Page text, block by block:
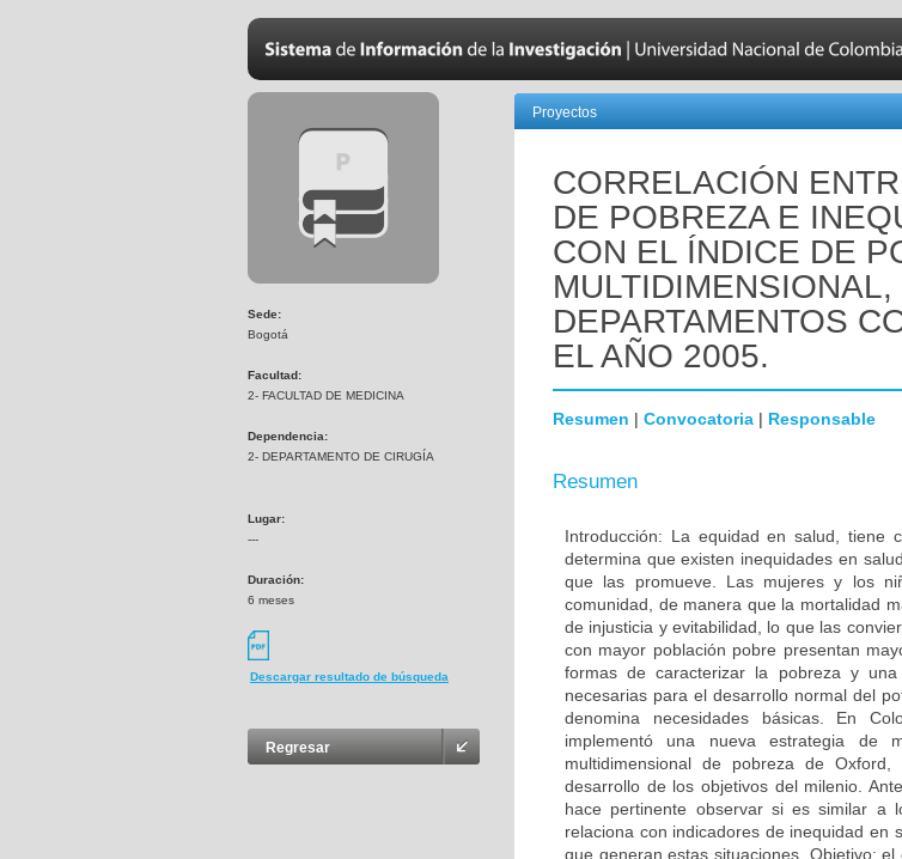
Sede:
Bogotá
Facultad:
2- FACULTAD DE MEDICINA
Dependencia:
2- DEPARTAMENTO DE CIRUGÍA
Lugar:
---
Duración:
6 meses
Descargar resultado de búsqueda
Regresar
Proyectos
CORRELACIÓN
DE POBREZA E
CON EL ÍNDICE DE
MULTIDIMENSIONAL,
DEPARTAMENTOS
EL AÑO 2005.
Resumen | Convocatoria | Responsable
Resumen
Introducción: La equidad en salud, tiene
determina que existen inequidades en
que las promueve. Las mujeres y los
comunidad, de manera que la mortalidad
de injusticia y evitabilidad, lo que las
con mayor población pobre presentan
formas de caracterizar la pobreza y
necesarias para el desarrollo normal del
denomina necesidades básicas. En
implementó una nueva estrategia
multidimensional de pobreza de
desarrollo de los objetivos del milenio.
hace pertinente observar si es similar a
relaciona con indicadores de inequidad en
que generan estas situaciones. Objetivo: